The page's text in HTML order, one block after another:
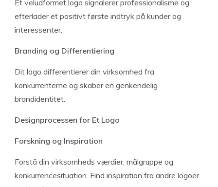
Et veludformet logo signalerer professionalisme og
efterlader et positivt første indtryk på kunder og
interessenter.
Branding og Differentiering
Dit logo differentierer din virksomhed fra
konkurrenterne og skaber en genkendelig
brandidentitet.
Designprocessen for Et Logo
Forskning og Inspiration
Forstå din virksomheds værdier, målgruppe og
konkurrencesituation. Find inspiration fra andre logoer